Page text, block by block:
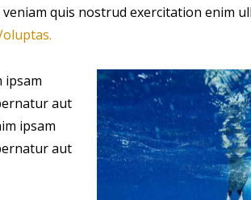
quis nostrud exercitation enim
ipsam
aut
ipsam
aut